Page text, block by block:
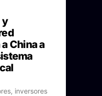
y
China a
inversores